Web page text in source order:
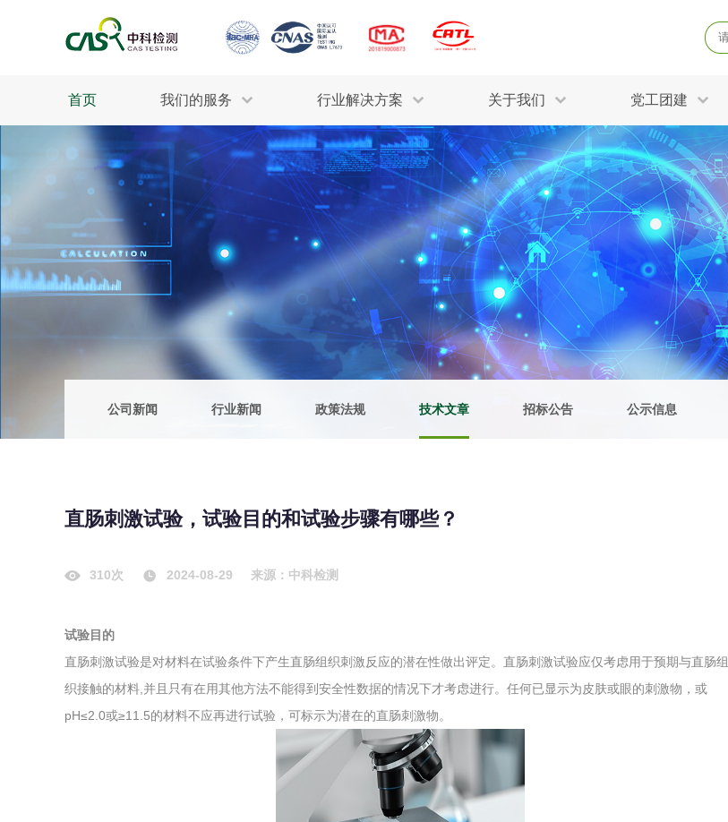
首页 我们的服务 行业解决方案 关于我们 党工团建
生态环保
工业材料
美妆消毒
石油化工
轻工产品
制药医疗
建筑材料
农副产品
专项服务
综合检测
检测服务
污水检测 三废监测
废气检测 二噁英检测
评估调查
耕地质量评价 矿山资源调查
场地调查 环境风险评估
清洁生产审核
测绘测量
环保工程
VOCs废气治理
行业解决方案
INDUSTRY SOLUTIONS
为全球各产业提供一站式
整体技术解决方案。
产品质量鉴定
固废危废鉴定
土壤场地调查
生态环境检测
消毒检测备案
空气净化检测
公共卫生检测
公司新闻 行业新闻 政策法规 技术文章 招标公告 公示信息
直肠刺激试验，试验目的和试验步骤有哪些？
310次 2024-08-29 来源：中科检测
试验目的
直肠刺激试验是对材料在试验条件下产生直肠组织刺激反应的潜在性做出评定。直肠刺激试验应仅考虑用于预期与直肠组
织接触的材料,并且只有在用其他方法不能得到安全性数据的情况下才考虑进行。任何已显示为皮肤或眼的刺激物，或
pH≤2.0或≥11.5的材料不应再进行试验，可标示为潜在的直肠刺激物。